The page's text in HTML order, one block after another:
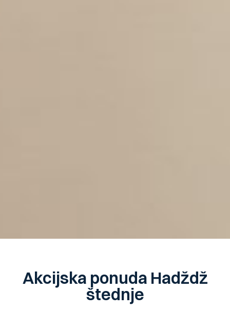
Akcijska ponuda Hadždž
štednje